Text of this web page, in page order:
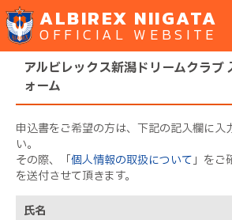
ALBIREX NIIGATA
OFFICIAL WEBSITE
アルビレックス新潟ドリームクラブ
ォーム
申込書をご希望の方は、下記の記入欄に入
い。
その際、「個人情報の取扱について」をご
を送付させて頂きます。
氏名